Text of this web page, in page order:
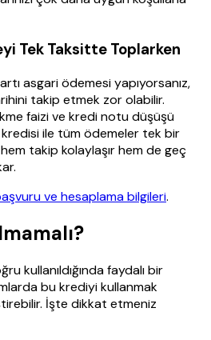
Tek Taksitte Toplarken
asgari ödemesi yapıyorsanız,
takip etmek zor olabilir.
faizi ve kredi notu düşüşü
ile tüm ödemeler tek bir
takip kolaylaşır hem de geç
ve hesaplama bilgileri.
kullanıldığında faydalı bir
bu krediyi kullanmak
İşte dikkat etmeniz